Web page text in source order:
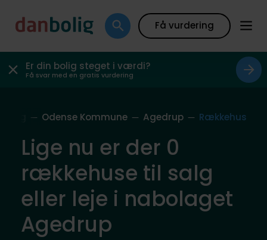
Få vurdering
Er din bolig steget i værdi?
Få svar med en gratis vurdering
Odense Kommune Agedrup Rækkehus
Lige nu er der 0
rækkehuse til salg
eller leje i nabolaget
Agedrup